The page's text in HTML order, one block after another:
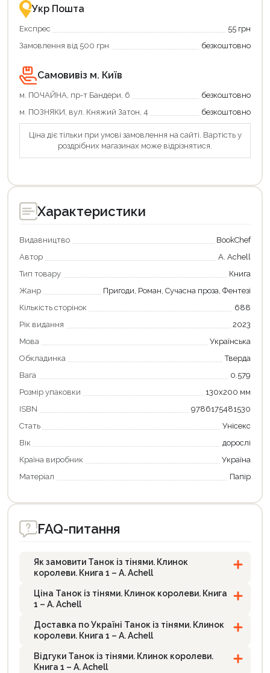
Укр Пошта
Експрес
55 грн
Замовлення від 500 грн
безкоштовно
Самовивіз м. Київ
м. ПОЧАЙНА, пр-т Бандери, 6
безкоштовно
м. ПОЗНЯКИ, вул. Княжий Затон, 4
безкоштовно
Ціна діє тільки при умові замовлення на сайті. Вартість у
роздрібних магазинах може відрізнятися.
Характеристики
Видавництво
BookChef
Автор
А. Achell
Тип товару
Книга
Жанр
Пригоди, Роман, Сучасна проза, Фентезі
Кількість сторінок
688
Рік видання
2023
Мова
Українська
Обкладинка
Тверда
Вага
0.579
Розмір упаковки
130х200 мм
ISBN
9786175481530
Стать
Унісекс
Вік
дорослі
Країна виробник
Україна
Матеріал
Папір
FAQ-питання
Як замовити Танок із тінями. Клинок
королеви. Книга 1 – А. Achell
Ціна Танок із тінями. Клинок королеви. Книга
1 – А. Achell
Доставка по Україні Танок із тінями. Клинок
королеви. Книга 1 – А. Achell
Відгуки Танок із тінями. Клинок королеви.
Книга 1 – А. Achell